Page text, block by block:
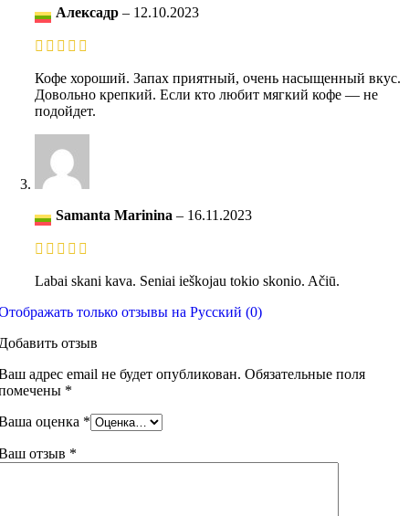
Алексадр – 12.10.2023
Кофе хороший. Запах приятный, очень насыщенный вкус.
Довольно крепкий. Если кто любит мягкий кофе — не
подойдет.
Samanta Marinina – 16.11.2023
Labai skani kava. Seniai ieškojau tokio skonio. Ačiū.
только отзывы на Русский (0)
отзыв
адрес email не будет опубликован. Обязательные поля
*
оценка *
отзыв *